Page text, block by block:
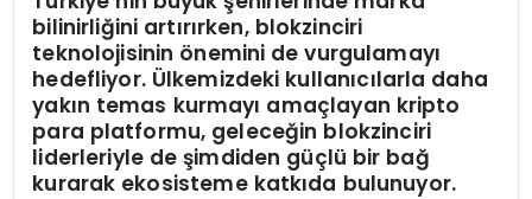
bilinirliğini artırırken, blokzinciri
teknolojisinin önemini de vurgulamayı
hedefliyor. Ülkemizdeki kullanıcılarla daha
yakın temas kurmayı amaçlayan kripto
para platformu, geleceğin blokzinciri
liderleriyle de şimdiden güçlü bir bağ
kurarak ekosisteme katkıda bulunuyor.